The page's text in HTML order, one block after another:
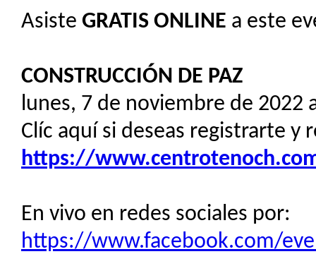
Asiste GRATIS ONLINE a este
CONSTRUCCIÓN DE PAZ
lunes, 7 de noviembre de 2022
Clíc aquí si deseas registrarte y
https://
En vivo en redes sociales por:
https://www.facebook.com/